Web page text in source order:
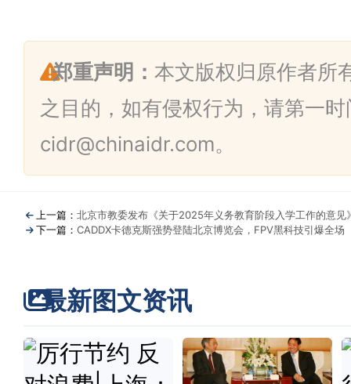
郑重声明： 本文版权归原作者所
之目的，如有侵权行为，请第一
cidr@chinaidr.com。
上一篇： 北京市教委发布《关于2025年义务教育阶段入学工作的意
下一篇： CADDX卡德克斯强势登陆北京博览会，FPV黑科技引爆全场
最新图文资讯